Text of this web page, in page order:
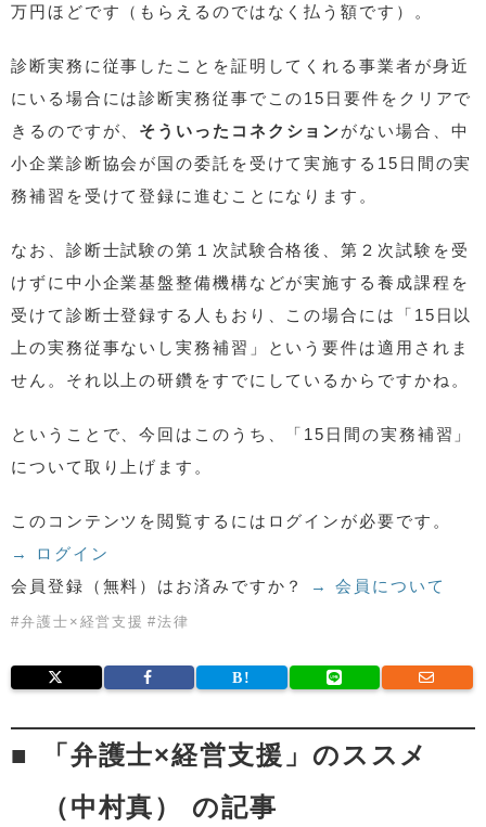
万円ほどです（もらえるのではなく払う額です）。
診断実務に従事したことを証明してくれる事業者が身近
にいる場合には診断実務従事でこの15日要件をクリアで
きるのですが、 そういったコネクションがない場合、中
小企業診断協会が国の委託を受けて実施する15日間の実
務補習を受けて登録に進むことになります。
なお、診断士試験の第１次試験合格後、第２次試験を受
けずに中小企業基盤整備機構などが実施する養成課程を
受けて診断士登録する人もおり、この場合には「15日以
上の実務従事ないし実務補習」という要件は適用されま
せん。それ以上の研鑽をすでにしているからですかね。
ということで、今回はこのうち、「15日間の実務補習」
について取り上げます。
このコンテンツを閲覧するにはログインが必要です。
→ ログイン
会員登録（無料）はお済みですか？
→ 会員について
#弁護士×経営支援 #法律
「弁護士×経営支援」のススメ
（中村真） の記事